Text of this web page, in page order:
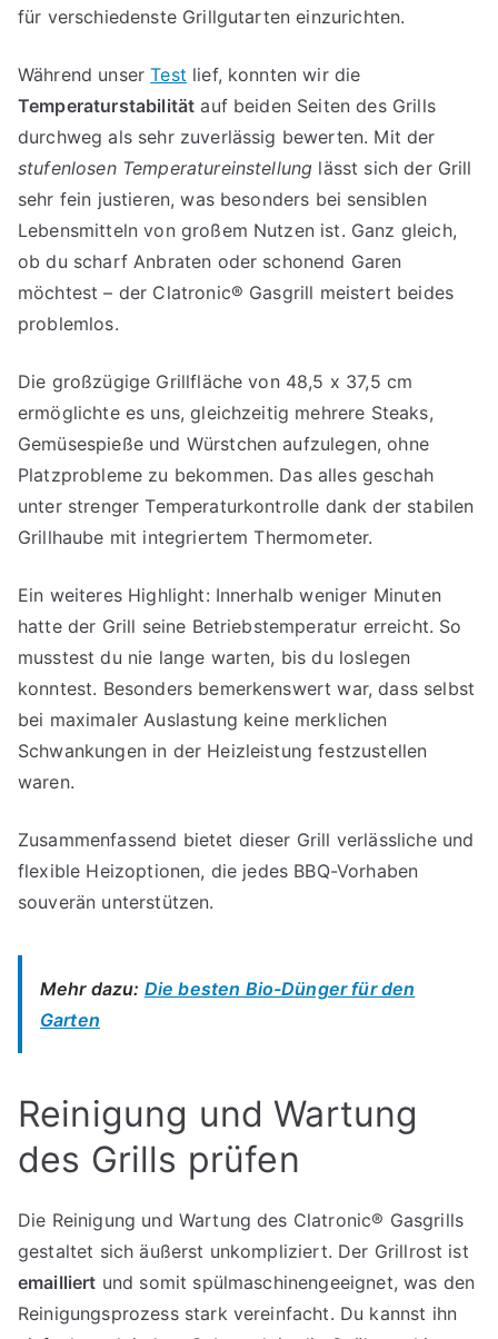
für verschiedenste Grillgutarten einzurichten.
Während unserTest lief, konnten wir die
Temperaturstabilität auf beiden Seiten des Grills
durchweg als sehr zuverlässig bewerten. Mit der
stufenlosen Temperatureinstellung lässt sich der Grill
sehr fein justieren, was besonders bei sensiblen
Lebensmitteln von großem Nutzen ist. Ganz gleich,
ob du scharf Anbraten oder schonend Garen
möchtest – der Clatronic® Gasgrill meistert beides
problemlos.
Die großzügige Grillfläche von 48,5 x 37,5 cm
ermöglichte es uns, gleichzeitig mehrere Steaks,
Gemüsespieße und Würstchen aufzulegen, ohne
Platzprobleme zu bekommen. Das alles geschah
unter strenger Temperaturkontrolle dank der stabilen
Grillhaube mit integriertem Thermometer.
Ein weiteres Highlight: Innerhalb weniger Minuten
hatte der Grill seine Betriebstemperatur erreicht. So
musstest du nie lange warten, bis du loslegen
konntest. Besonders bemerkenswert war, dass selbst
bei maximaler Auslastung keine merklichen
Schwankungen in der Heizleistung festzustellen
waren.
Zusammenfassend bietet dieser Grill verlässliche und
flexible Heizoptionen, die jedes BBQ-Vorhaben
souverän unterstützen.
Mehr dazu: Die besten Bio-Dünger für den
Garten
Reinigung und Wartung
des Grills prüfen
Die Reinigung und Wartung des Clatronic® Gasgrills
gestaltet sich äußerst unkompliziert. Der Grillrost ist
emailliert und somit spülmaschinengeeignet, was den
Reinigungsprozess stark vereinfacht. Du kannst ihn